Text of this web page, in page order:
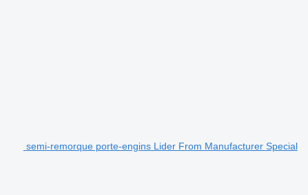
semi-remorque porte-engins Lider From Manufacturer Special